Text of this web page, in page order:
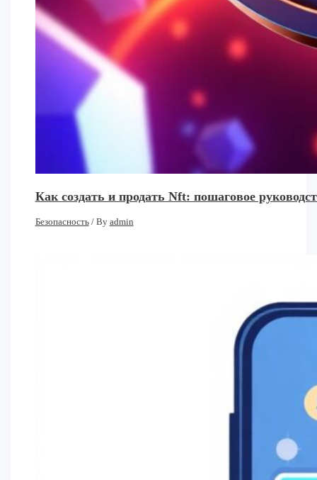
Как создать и продать Nft: пошаговое
Безопасность/ By admin